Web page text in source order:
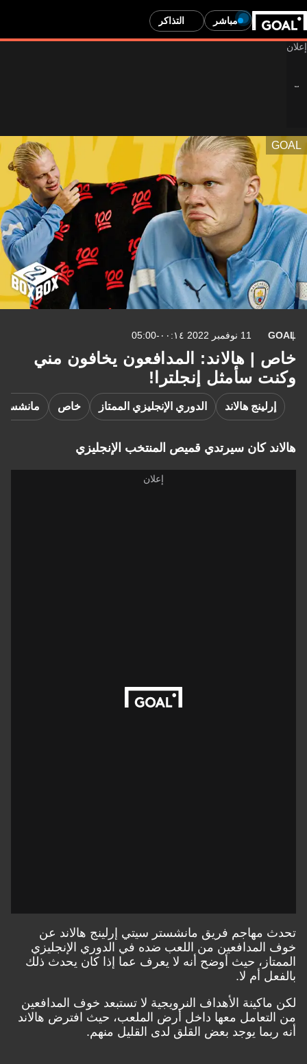
مباشر التذاكر
GOAL
GOAL 11 نوفمبر 2022 ٠٠:١٤-05:00
خاص | هالاند: المدافعون يخافون مني
وكنت سأمثل إنجلترا!
إرلينج هالاند الدوري الإنجليزي الممتاز خاص
هالاند كان سيرتدي قميص المنتخب الإنجليزي
تحدث مهاجم فريق مانشستر سيتي إرلينج هالاند عن
خوف المدافعين من اللعب ضده في الدوري الإنجليزي
الممتاز، حيث أوضح أنه لا يعرف عما إذا كان يحدث ذلك
بالفعل أم لا.
لكن ماكينة الأهداف النرويجية لا تستبعد خوف المدافعين
من التعامل معها داخل أرض الملعب، حيث افترض هالاند
أنه ربما يوجد بعض القلق لدى القليل منهم.